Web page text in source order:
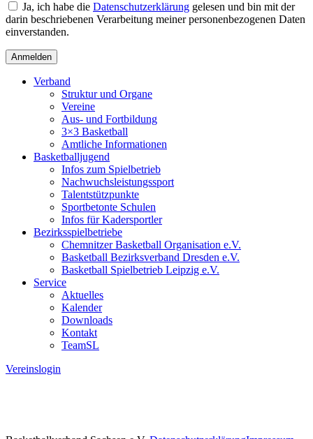
Ja, ich habe die Datenschutzerklärung gelesen und bin mit der
darin beschriebenen Verarbeitung meiner personenbezogenen Daten
einverstanden.
Verband
Struktur und Organe
Vereine
Aus- und Fortbildung
3×3 Basketball
Amtliche Informationen
Basketballjugend
Infos zum Spielbetrieb
Nachwuchsleistungssport
Talentstützpunkte
Sportbetonte Schulen
Infos für Kadersportler
Bezirksspielbetriebe
Chemnitzer Basketball Organisation e.V.
Basketball Bezirksverband Dresden e.V.
Basketball Spielbetrieb Leipzig e.V.
Service
Aktuelles
Kalender
Downloads
Kontakt
TeamSL
Vereinslogin